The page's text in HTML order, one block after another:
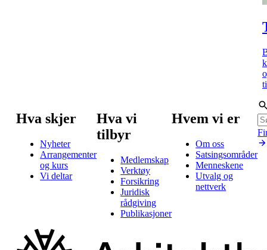
Hva skjer
Nyheter
Arrangementer
og kurs
Vi deltar
Hva vi
tilbyr
Medlemskap
Verktøy
Forsikring
Juridisk
rådgiving
Publikasjoner
Hvem vi er
Om oss
Satsingsområder
Menneskene
Utvalg og
nettverk